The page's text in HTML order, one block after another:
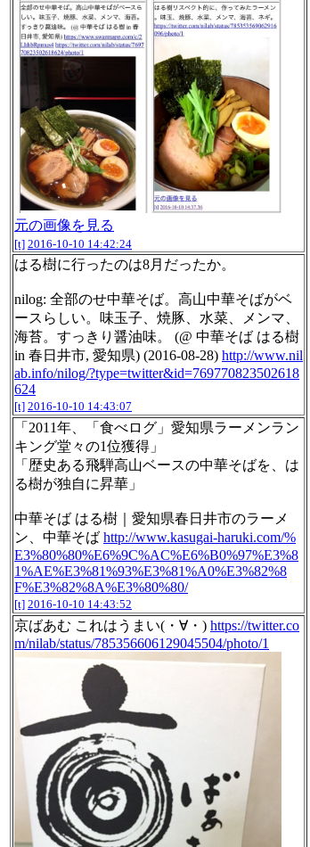
元の画像を見る
[t] 2016-10-10 14:42:24
はる樹に行ったのは8月だったか。
nilog: 全部のせ中華そば。高山中華そばがベ
ースらしい。味玉子、焼豚、水菜、メンマ、
海苔。すっきり醤油味。 (@ 中華そば はる樹
in 春日井市, 愛知県) (2016-08-28) http://www.nil
ab.info/nilog/?type=twitter&id=769770823502618
624
[t] 2016-10-10 14:43:07
「2011年、「食べログ」愛知県ラーメンラン
キング堂々の1位獲得」
「歴史ある飛騨高山ベースの中華そばを、は
る樹が独自に昇華」
中華そば はる樹｜愛知県春日井市のラーメ
ン、中華そば http://www.kasugai-haruki.com/%
E3%80%80%E6%9C%AC%E6%B0%97%E3%8
1%AE%E3%81%93%E3%81%A0%E3%82%8
F%E3%82%8A%E3%80%80/
[t] 2016-10-10 14:43:52
京ばあむ これはうまい(・∀・) https://twitter.co
m/nilab/status/785356606129045504/photo/1